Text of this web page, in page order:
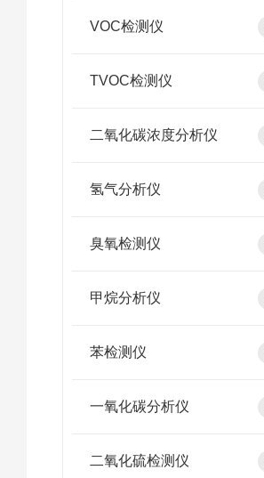
VOC检测仪
TVOC检测仪
二氧化碳浓度分析仪
氢气分析仪
臭氧检测仪
甲烷分析仪
苯检测仪
一氧化碳分析仪
二氧化硫检测仪